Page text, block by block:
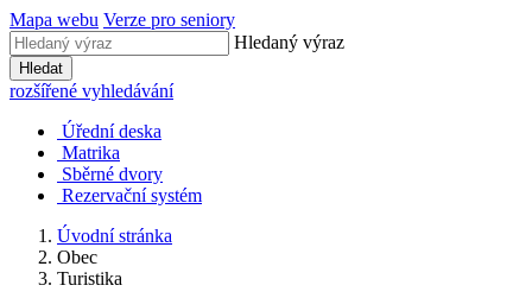
Mapa webu Verze pro seniory
Hledaný výraz
Hledat
rozšířené vyhledávání
Úřední deska
Matrika
Sběrné dvory
Rezervační systém
Úvodní stránka
Obec
Turistika